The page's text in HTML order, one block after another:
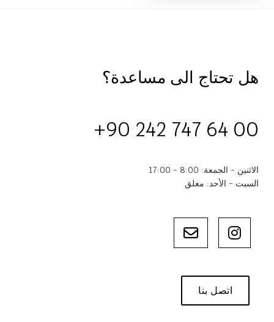
هل تحتاج الى مساعدة؟
+90 242 747 64 00
الاثنين - الجمعة: 8:00 - 17:00
السبت - الأحد: مغلق
اتصل بنا